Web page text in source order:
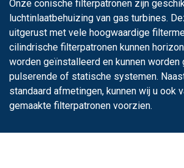
Onze conische filterpatronen zijn
luchtinlaatbehuizing van gas turbines.
uitgerust met vele hoogwaardige
cilindrische filterpatronen kunnen
worden geïnstalleerd en kunnen worden
pulserende of statische systemen.
standaard afmetingen, kunnen wij u ook
gemaakte filterpatronen voorzien.